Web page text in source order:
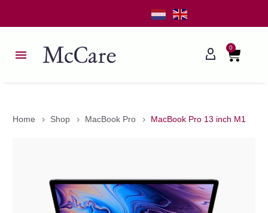
0
Home Shop MacBook Pro MacBook Pro 13 inch M1